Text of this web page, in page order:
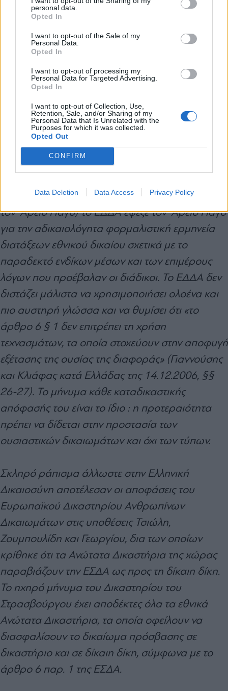
personal data.
Opted In
I want to opt-out of the Sale of my
Personal Data.
Opted In
I want to opt-out of processing my
Personal Data for Targeted Advertising.
Opted In
I want to opt-out of Collection, Use,
Retention, Sale, and/or Sharing of my
Personal Data that Is Unrelated with the
Purposes for which it was collected.
Opted Out
CONFIRM
Data Deletion Data Access Privacy Policy
δια νομικού παραστάτη.
Το ΕΔΔΑ καταδικάζει με συνέπεια την
δυσανάλογη αυστηρότητα των ανώτατων
δικαστηρίων της χώρας, και ιδιαίτερα του
ασυμβατότητα πρακτικών που ισοδυναμούν με
αρνησιδικία με την ανάγκη πραγματικής
διασφάλισης του δικαιώματος προσφυγής στη
δικαιοσύνη. Με τις αποφάσεις του Αλβανός της
Καραβελατζής της 16.4.2009 (που αφορούσαν
τον 'Αρειο Πάγο) το ΕΔΔΑ έψεξε τον 'Αρειο Πάγο
για την αδικαιολόγητα φορμαλιστική ερμηνεία
διατάξεων εθνικού δικαίου σχετικά με το
παραδεκτό ενδίκων μέσων και των επιμέρους
λόγων που προέβαλαν οι διάδικοι. Το ΕΔΔΑ δεν
διστάζει μάλιστα να χρησιμοποιήσει ολοένα και
πιο αυστηρή γλώσσα και να θυμίσει ότι «το
άρθρο 6 § 1 δεν επιτρέπει τη χρήση
τεχνασμάτων, τα οποία στοχεύουν στην αποφυγή
εξέτασης της ουσίας της διαφοράς» (Γιαννούσης
και Κλιάφας κατά Ελλάδας της 14.12.2006, §§
26-27). Το μήνυμα κάθε καταδικαστικής
απόφασής του είναι το ίδιο : η προτεραιότητα
πρέπει να δίδεται στην προστασία των
ουσιαστικών δικαιωμάτων και όχι των τύπων.
Σκληρό ράπισμα άλλωστε στην Ελληνική
Δικαιοσύνη αποτέλεσαν οι αποφάσεις του
Ευρωπαϊκού Δικαστηρίου Ανθρωπίνων
Δικαιωμάτων στις υποθέσεις Τσιώλη,
Ζουμπουλίδη και Γεωργίου, δια των οποίων
κρίθηκε ότι τα Ανώτατα Δικαστήρια της χώρας
παραβιάζουν την ΕΣΔΑ ως προς τη δίκαιη δίκη.
Το ηχηρό μήνυμα του Δικαστηρίου του
Στρασβούργου έχει αποδέκτες όλα τα εθνικά
Ανώτατα Δικαστήρια, τα οποία οφείλουν να
διασφαλίσουν το δικαίωμα πρόσβασης σε
δικαστήριο και σε δίκαιη δίκη, σύμφωνα με το
άρθρο 6 παρ. 1 της ΕΣΔΑ.
Αποδέχομαι τους
και την πολιτική απορρήτου
X